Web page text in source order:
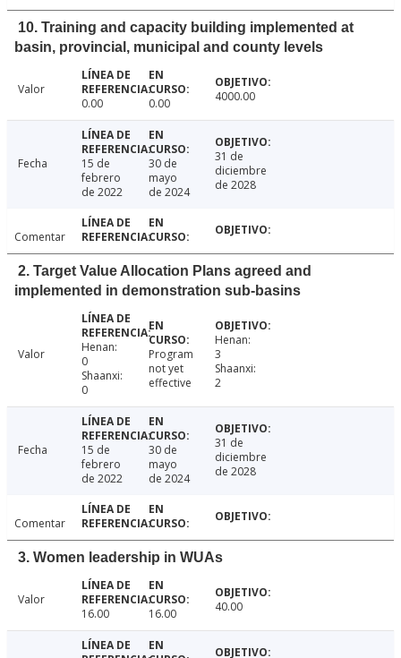
10. Training and capacity building implemented at
basin, provincial, municipal and county levels
Valor
0.00
0.00 4000.00
Fecha
15 de
febrero
de 2022
30 de
mayo
de 2024
31 de
diciembre
de 2028
Comentar
2. Target Value Allocation Plans agreed and
implemented in demonstration sub-basins
Valor
Henan:
0
Shaanxi:
0
Program
not yet
effective
Henan:
3
Shaanxi:
2
Fecha
15 de
febrero
de 2022
30 de
mayo
de 2024
31 de
diciembre
de 2028
Comentar
3. Women leadership in WUAs
Valor
16.00
16.00 40.00